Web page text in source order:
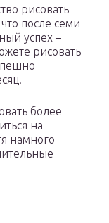
рисовать
после семи
успех –
рисовать
более
на
намного